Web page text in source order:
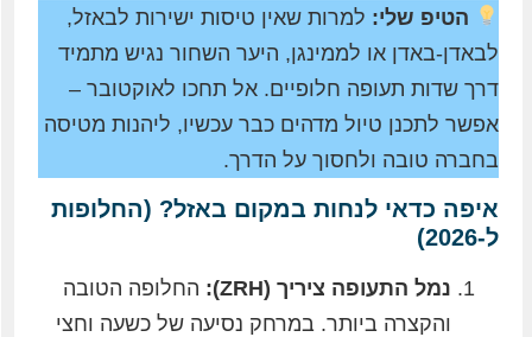
הטיפ שלי: למרות שאין טיסות ישירות לבאזל,
לבאדן-באדן או לממינגן, היער השחור נגיש מתמיד
דרך שדות תעופה חלופיים. אל תחכו לאוקטובר –
אפשר לתכנן טיול מדהים כבר עכשיו, ליהנות מטיסה
בחברה טובה ולחסוך על הדרך.
איפה כדאי לנחות במקום באזל? (החלופות
ל-2026)
נמל התעופה ציריך (ZRH):
החלופה הטובה
והקצרה ביותר. במרחק נסיעה של כשעה וחצי